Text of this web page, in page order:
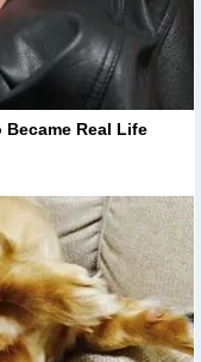
Real Life